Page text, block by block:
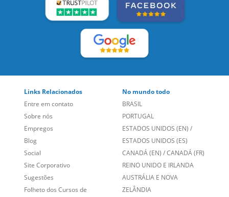
Links Relacionados
Entre em contato
Sobre nós
Empregos
Blog
Social
Site Corporativo
Sugestões
Folheto dos Cursos de
No mundo todo
BRASIL
PORTUGAL
ESTADOS UNIDOS (EN) /
ESTADOS UNIDOS (ES)
CANADÁ (EN) /CANADÁ (FR)
REINO UNIDO E IRLANDA
AUSTRÁLIA E NOVA
ZELÂNDIA